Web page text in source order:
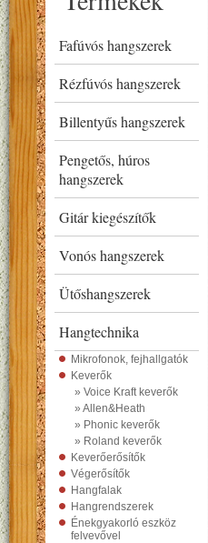
Fafúvós hangszerek
Rézfúvós hangszerek
Billentyűs hangszerek
Pengetős, húros
hangszerek
Gitár kiegészítők
Vonós hangszerek
Ütőshangszerek
Hangtechnika
Mikrofonok, fejhallgatók
Keverők
» Voice Kraft keverők
» Allen&Heath
» Phonic keverők
» Roland keverők
Keverőerősítők
Végerősítők
Hangfalak
Hangrendszerek
Énekgyakorló eszköz
felvevővel